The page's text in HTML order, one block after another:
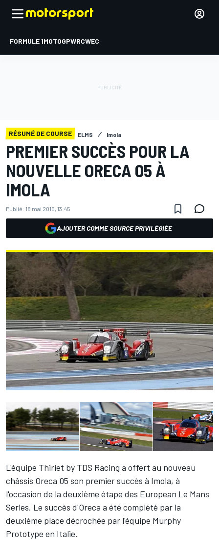
FORMULE 1MOTOGPWRCWEC
RÉSUMÉ DE COURSE ELMS Imola
PREMIER SUCCÈS POUR LA
NOUVELLE ORECA 05 À
IMOLA
Publié: 18 mai 2015, 13:45
AJOUTER COMME SOURCE PRIVILÉGIÉE
L'équipe Thiriet by TDS Racing a offert au nouveau
châssis Oreca 05 son premier succès à Imola, à
l'occasion de la deuxième étape des European Le Mans
Series. Le succès d'Oreca a été complété par la
deuxième place décrochée par l'équipe Murphy
Prototype en Italie.